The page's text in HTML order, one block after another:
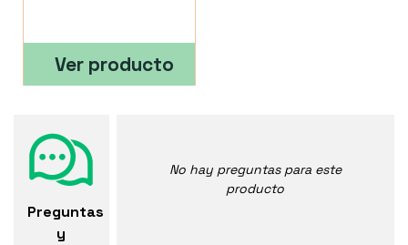
Ver producto
Preguntas
y
No hay preguntas para este
producto